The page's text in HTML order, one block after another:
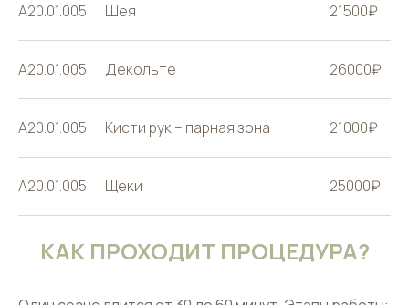
A20.01.005 Шея 21500₽
A20.01.005 Декольте 26000₽
A20.01.005 Кисти рук – парная зона 21000₽
A20.01.005 Щеки 25000₽
КАК ПРОХОДИТ ПРОЦЕДУРА?